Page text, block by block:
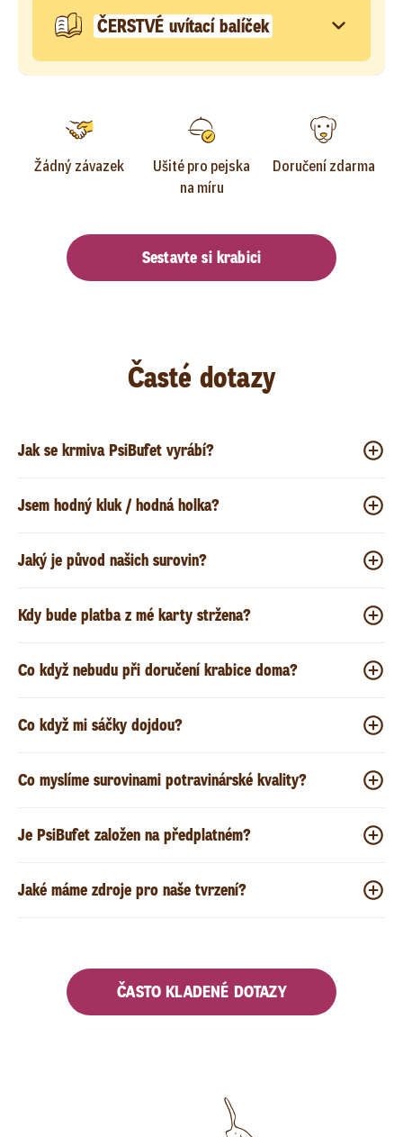
ČERSTVÉ uvítací balíček
Žádný závazek
Ušité pro pejska
na míru
Doručení zdarma
Sestavte si krabici
Časté dotazy
Jak se krmiva PsiBufet vyrábí?
Jsem hodný kluk / hodná holka?
Jaký je původ našich surovin?
Kdy bude platba z mé karty stržena?
Co když nebudu při doručení krabice doma?
Co když mi sáčky dojdou?
Co myslíme surovinami potravinárské kvality?
Je PsiBufet založen na předplatném?
Jaké máme zdroje pro naše tvrzení?
ČASTO KLADENÉ DOTAZY